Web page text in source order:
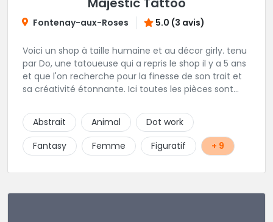
Fontenay-aux-Roses 5.0 (3 avis)
Voici un shop à taille humaine et au décor girly. tenu
par Do, une tatoueuse qui a repris le shop il y a 5 ans
et que l'on recherche pour la finesse de son trait et
sa créativité étonnante. Ici toutes les pièces sont
client. Les séances de tatouage se font en musique
et dans une ambiance décontractée.
Abstrait Animal
Dot work
Fantasy
Femme Figuratif + 9